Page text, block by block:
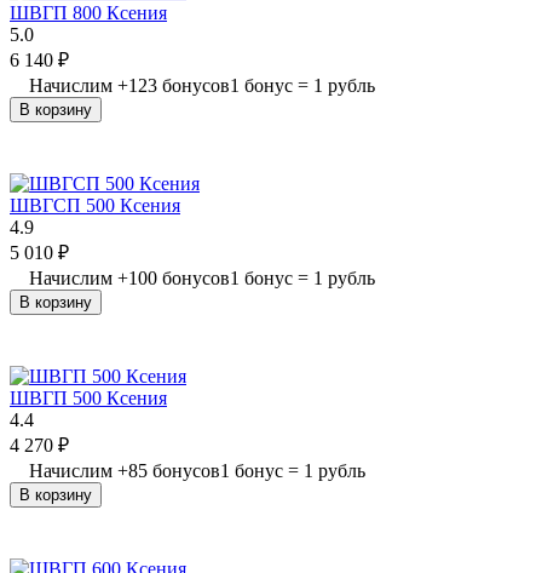
ШВГП 800 Ксения
5.0
6 140 ₽
Начислим +123 бонусов1 бонус = 1 рубль
В корзину
ШВГСП 500 Ксения
4.9
5 010 ₽
Начислим +100 бонусов1 бонус = 1 рубль
В корзину
ШВГП 500 Ксения
4.4
4 270 ₽
Начислим +85 бонусов1 бонус = 1 рубль
В корзину